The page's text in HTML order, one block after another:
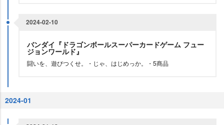
2024-02-10
バンダイ『ドラゴンボールスーパーカードゲーム フュー
ジョンワールド』
闘いを、遊びつくせ。・じゃ、はじめっか。・5商品
2024-01